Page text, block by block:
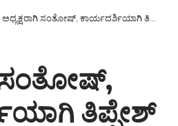
ಅಧ್ಯಕ್ಷರಾಗಿ ಸಂತೋಷ್, ಕಾರ್ಯದರ್ಶಿಯಾಗಿ ತಿಪ್ಪೇಶ್
ಸಂತೋಷ್,
ತಿಪ್ಪೇಶ್